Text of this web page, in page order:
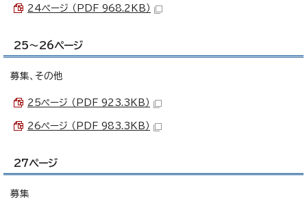
24ページ （PDF 968.2KB）
25～26ページ
募集、その他
25ページ （PDF 923.3KB）
26ページ （PDF 983.3KB）
27ページ
募集